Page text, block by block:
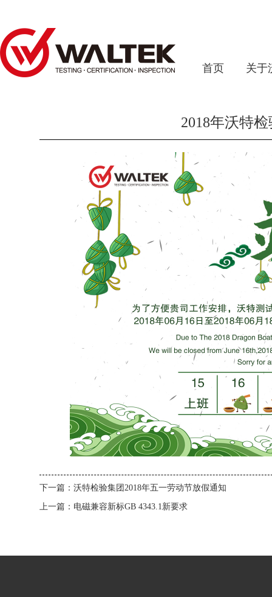
首页 关于
2018年沃特
下一篇： 沃特检验集团2018年五一劳动节放假通知
上一篇： 电磁兼容新标GB 4343.1新要求